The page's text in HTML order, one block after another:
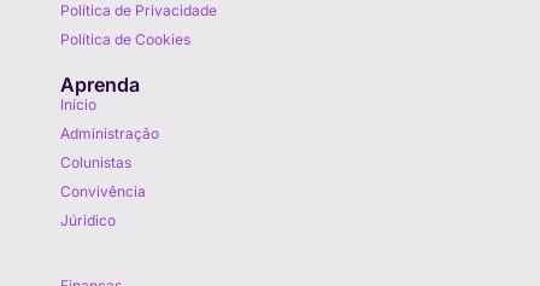
Política de Privacidade
Política de Cookies
Aprenda
Início
Administração
Colunistas
Convivência
Júridico